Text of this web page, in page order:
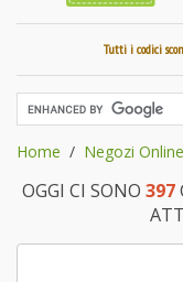
Tutti i codici
Home Negozi Online
OGGI CI SONO 397